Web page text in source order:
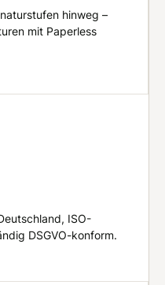
hinweg –
mit Paperless
ISO-
DSGVO-konform.